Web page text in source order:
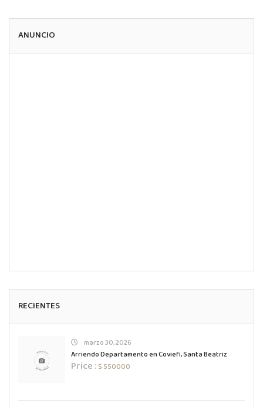
ANUNCIO
RECIENTES
marzo 30, 2026
Arriendo Departamento en Coviefi, Santa Beatriz
Price :$ 550000